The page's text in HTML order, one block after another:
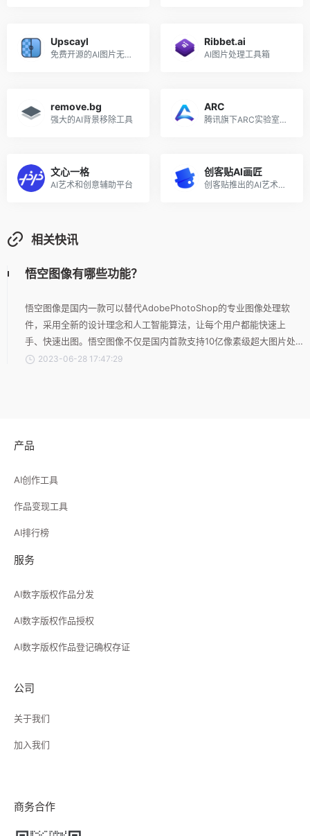
Upscayl
免费开源的AI图片无损放大工具
Ribbet.ai
AI图片处理工具箱
remove.bg
强大的AI背景移除工具
ARC
腾讯旗下ARC实验室推出的AI图片处理工具
文心一格
AI艺术和创意辅助平台
创客贴AI画匠
创客贴推出的AI艺术画生成工具
相关快讯
悟空图像有哪些功能？
悟空图像是国内一款可以替代AdobePhotoShop的专业图像处理软
件，采用全新的设计理念和人工智能算法，让每个用户都能快速上
手、快速出图。悟空图像不仅是国内首款支持10亿像素级超大图片处
理，双向兼容PS文件格式，更支持全平台运行。悟空图像提供海量素
2023-06-28 17:47:29
产品
AI创作工具
作品变现工具
AI排行榜
服务
AI数字版权作品分发
AI数字版权作品授权
AI数字版权作品登记确权存证
公司
关于我们
加入我们
商务合作